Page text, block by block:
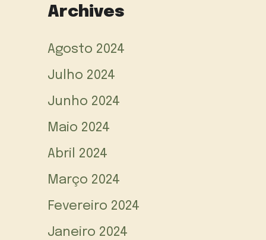
Archives
Agosto 2024
Julho 2024
Junho 2024
Maio 2024
Abril 2024
Março 2024
Fevereiro 2024
Janeiro 2024